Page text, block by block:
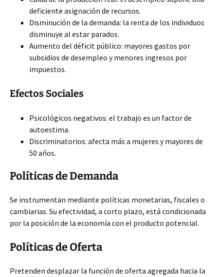
deficiente asignación de recursos.
Disminución de la demanda: la renta de los individuos
disminuye al estar parados.
Aumento del déficit público: mayores gastos por
subsidios de desempleo y menores ingresos por
impuestos.
Efectos Sociales
Psicológicos negativos: el trabajo es un factor de
autoestima.
Discriminatorios: afecta más a mujeres y mayores de
50 años.
Políticas de Demanda
Se instrumentan mediante políticas monetarias, fiscales o
cambiarias. Su efectividad, a corto plazo, está condicionada
por la posición de la economía con el producto potencial.
Políticas de Oferta
Pretenden desplazar la función de oferta agregada hacia la